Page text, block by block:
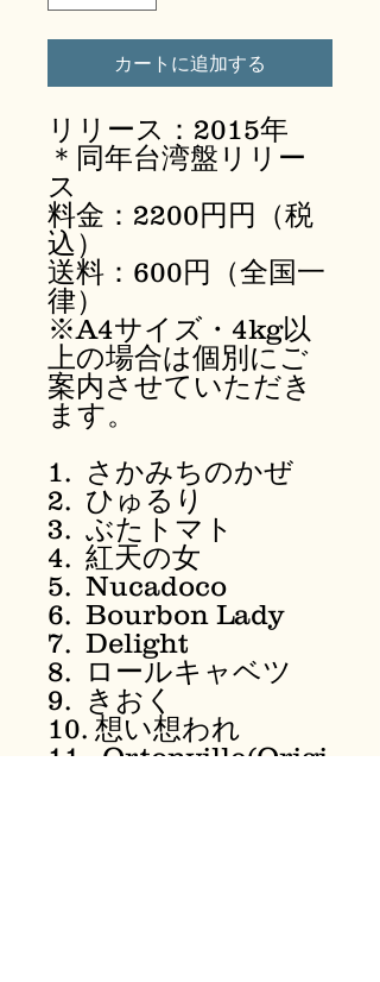
カートに追加する
リリース：2015年
＊同年台湾盤リリー
ス
料金：2200円円（税
込）
送料：600円（全国一
律）
※A4サイズ・4kg以
上の場合は個別にご
案内させていただき
ます。
1. さかみちのかぜ
2. ひゅるり
3. ぶたトマト
4. 紅天の女
5. Nucadoco
6. Bourbon Lady
7. Delight
8. ロールキャベツ
9. きおく
10. 想い想われ
11. Ortonville(Origi